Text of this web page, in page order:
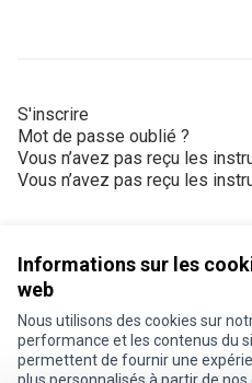
Informations sur les
web
Nous utilisons des cookies sur
performance et les contenus du
permettent de fournir une
S'inscrire
Mot de passe oublié ?
Vous n’avez pas reçu les
Vous n’avez pas reçu les
Conditions d'utilisation
Paramètres des cookies
Je participe ! sur X
Je participe ! sur Facebook
Je participe ! sur